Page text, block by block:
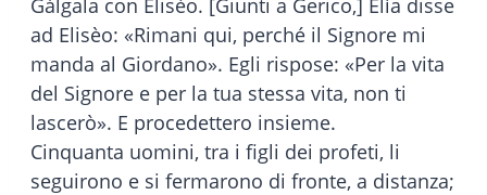
Gàlgala con Elisèo. [Giunti a Gerico,] Elìa disse
ad Elisèo: «Rimani qui, perché il Signore mi
manda al Giordano». Egli rispose: «Per la vita
del Signore e per la tua stessa vita, non ti
lascerò». E procedettero insieme.
Cinquanta uomini, tra i figli dei profeti, li
seguirono e si fermarono di fronte, a distanza;